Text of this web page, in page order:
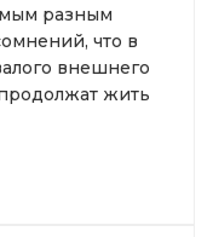
разным
что в
внешнего
жить